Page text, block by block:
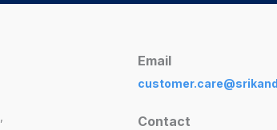
Email
Contact